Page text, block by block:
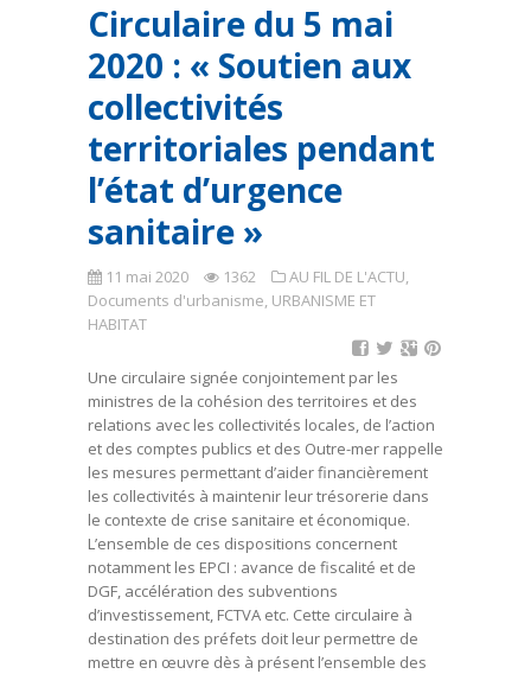
Circulaire du 5 mai
2020 : « Soutien aux
collectivités
territoriales pendant
l’état d’urgence
sanitaire »
11 mai 2020 1362 AU FIL DE L'ACTU,
Documents d'urbanisme, URBANISME ET
HABITAT
Une circulaire signée conjointement par les
ministres de la cohésion des territoires et des
relations avec les collectivités locales, de l’action
et des comptes publics et des Outre-mer rappelle
les mesures permettant d’aider financièrement
les collectivités à maintenir leur trésorerie dans
le contexte de crise sanitaire et économique.
L’ensemble de ces dispositions concernent
notamment les EPCI : avance de fiscalité et de
DGF, accélération des subventions
d’investissement, FCTVA etc. Cette circulaire à
destination des préfets doit leur permettre de
mettre en œuvre dès à présent l’ensemble des